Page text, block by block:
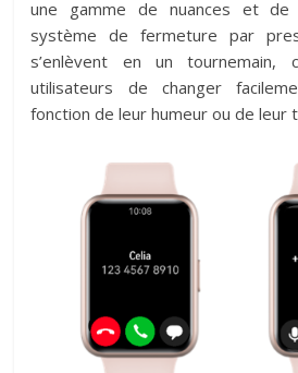
une gamme de nuances et
système de fermeture par
s’enlèvent en un
utilisateurs de changer
fonction de leur humeur ou de leur